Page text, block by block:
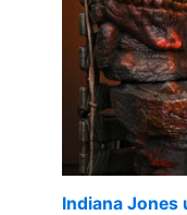
Indiana Jones